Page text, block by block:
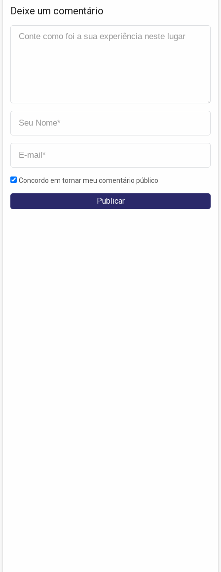
Deixe um comentário
Concordo em tornar meu comentário público